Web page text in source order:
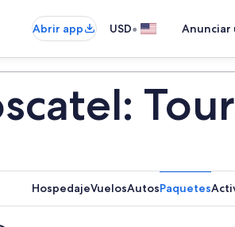
Abrir app USD• Anunciar
HospedajeVuelosAutosPaquetes